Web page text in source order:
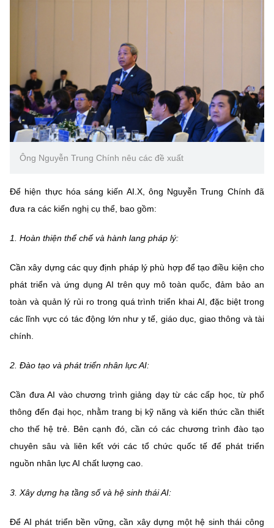
Ông Nguyễn Trung Chính nêu các đề xuất
Để hiện thực hóa sáng kiến AI.X, ông Nguyễn Trung Chính đã
đưa ra các kiến nghị cụ thể, bao gồm:
1. Hoàn thiện thể chế và hành lang pháp lý:
Cần xây dựng các quy định pháp lý phù hợp để tạo điều kiện cho
phát triển và ứng dụng AI trên quy mô toàn quốc, đảm bảo an
toàn và quản lý rủi ro trong quá trình triển khai AI, đặc biệt trong
các lĩnh vực có tác động lớn như y tế, giáo dục, giao thông và tài
chính.
2. Đào tạo và phát triển nhân lực AI:
Cần đưa AI vào chương trình giảng dạy từ các cấp học, từ phổ
thông đến đại học, nhằm trang bị kỹ năng và kiến thức cần thiết
cho thế hệ trẻ. Bên cạnh đó, cần có các chương trình đào tạo
chuyên sâu và liên kết với các tổ chức quốc tế để phát triển
nguồn nhân lực AI chất lượng cao.
3. Xây dựng hạ tầng số và hệ sinh thái AI:
Để AI phát triển bền vững, cần xây dựng một hệ sinh thái công